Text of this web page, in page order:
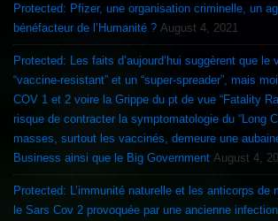
Protected: Pfizer, une organisation criminelle, un
bénéfacteur de l’Humanité ? August 4, 2021
Protected: Les faits d’aujourd’hui suggèrent que le
“vaccine-resistant” et un “super-spreader”, mais
COV 1 et 2 voire la Grippe du pt de vue “Fatality
risque de contracter la symptomatologie du “Long
masses, surtout les vaccinés, demeure une
Business ainsi que le Big Government August 4,
Protected: L’immunité naturelle et les anticorps de
le Sars Cov 2 provoquée par une ancienne